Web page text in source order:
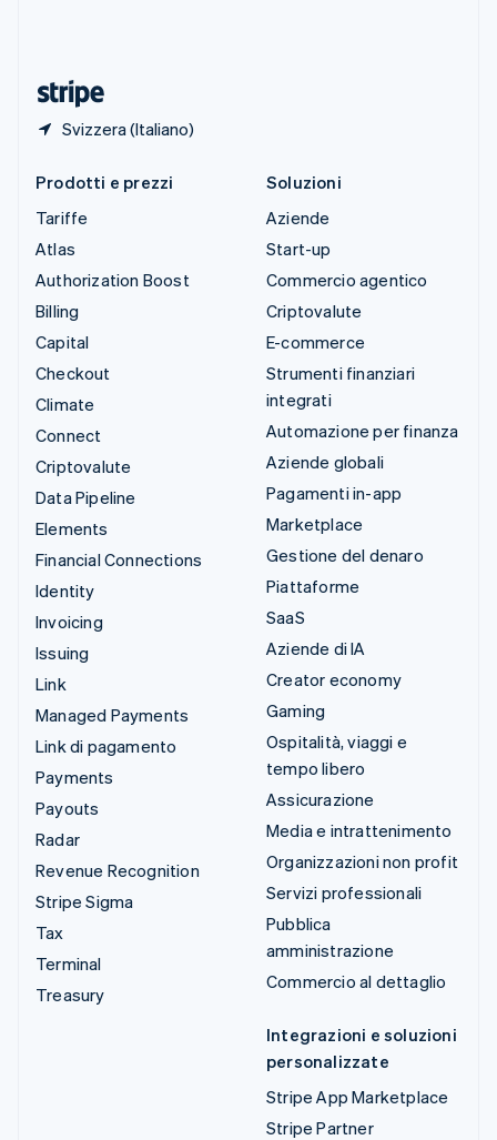
Svizzera (Italiano)
Prodotti e prezzi
Tariffe
Atlas
Authorization Boost
Billing
Capital
Checkout
Climate
Connect
Criptovalute
Data Pipeline
Elements
Financial Connections
Identity
Invoicing
Issuing
Link
Managed Payments
Link di pagamento
Payments
Payouts
Radar
Revenue Recognition
Stripe Sigma
Tax
Terminal
Treasury
Soluzioni
Aziende
Start-up
Commercio agentico
Criptovalute
E-commerce
Strumenti finanziari
integrati
Automazione per finanza
Aziende globali
Pagamenti in-app
Marketplace
Gestione del denaro
Piattaforme
SaaS
Aziende di IA
Creator economy
Gaming
Ospitalità, viaggi e
tempo libero
Assicurazione
Media e intrattenimento
Organizzazioni non profit
Servizi professionali
Pubblica
amministrazione
Commercio al dettaglio
Integrazioni e soluzioni
personalizzate
Stripe App Marketplace
Stripe Partner